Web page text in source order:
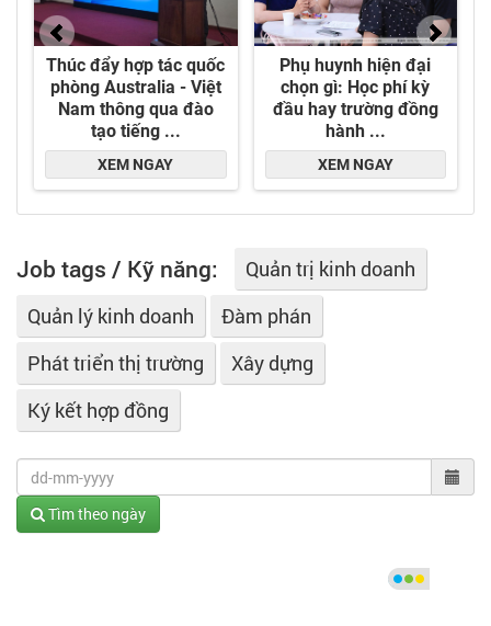
Job tags / Kỹ năng:
Quản trị kinh doanh
Quản lý kinh doanh
Đàm phán
Phát triển thị trường
Xây dựng
Ký kết hợp đồng
Tìm theo ngày